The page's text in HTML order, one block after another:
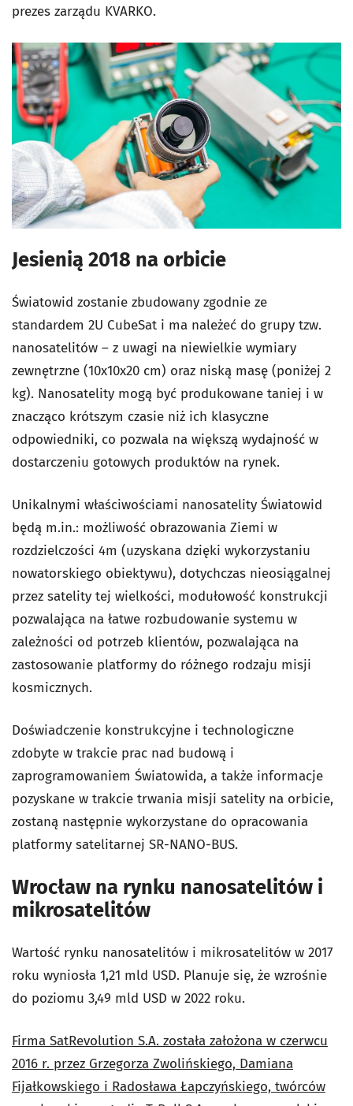
prezes zarządu KVARKO.
Jesienią 2018 na orbicie
Światowid zostanie zbudowany zgodnie ze
standardem 2U CubeSat i ma należeć do grupy tzw.
nanosatelitów – z uwagi na niewielkie wymiary
zewnętrzne (10x10x20 cm) oraz niską masę (poniżej 2
kg). Nanosatelity mogą być produkowane taniej i w
znacząco krótszym czasie niż ich klasyczne
odpowiedniki, co pozwala na większą wydajność w
dostarczeniu gotowych produktów na rynek.
Unikalnymi właściwościami nanosatelity Światowid
będą m.in.: możliwość obrazowania Ziemi w
rozdzielczości 4m (uzyskana dzięki wykorzystaniu
nowatorskiego obiektywu), dotychczas nieosiągalnej
przez satelity tej wielkości, modułowość konstrukcji
pozwalająca na łatwe rozbudowanie systemu w
zależności od potrzeb klientów, pozwalająca na
zastosowanie platformy do różnego rodzaju misji
kosmicznych.
Doświadczenie konstrukcyjne i technologiczne
zdobyte w trakcie prac nad budową i
zaprogramowaniem Światowida, a także informacje
pozyskane w trakcie trwania misji satelity na orbicie,
zostaną następnie wykorzystane do opracowania
platformy satelitarnej SR-NANO-BUS.
Wrocław na rynku nanosatelitów i
mikrosatelitów
Wartość rynku nanosatelitów i mikrosatelitów w 2017
roku wyniosła 1,21 mld USD. Planuje się, że wzrośnie
do poziomu 3,49 mld USD w 2022 roku.
Firma SatRevolution S.A. została założona w czerwcu
2016 r. przez Grzegorza Zwolińskiego, Damiana
Fijałkowskiego i Radosława Łapczyńskiego, twórców